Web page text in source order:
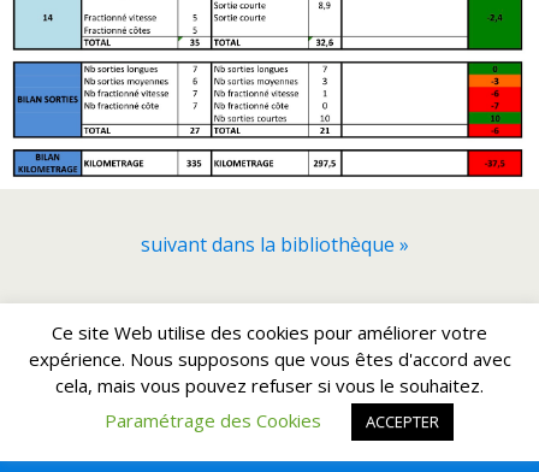
suivant dans la bibliothèque »
Retour au début
Mobile Bureau
Ce site Web utilise des cookies pour améliorer votre
expérience. Nous supposons que vous êtes d'accord avec
cela, mais vous pouvez refuser si vous le souhaitez.
Paramétrage des Cookies
ACCEPTER